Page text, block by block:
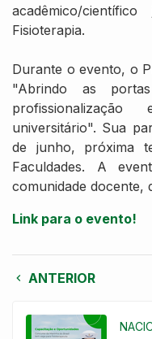
acadêmico/
Fisioterapia.
Durante o evento, o
"Abrindo as
universitário". Sua
de junho, próxima
Faculdades. A
comunidade docente,
Link para o evento!
ANTERIOR